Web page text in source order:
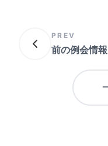
PREV
前の例会情報